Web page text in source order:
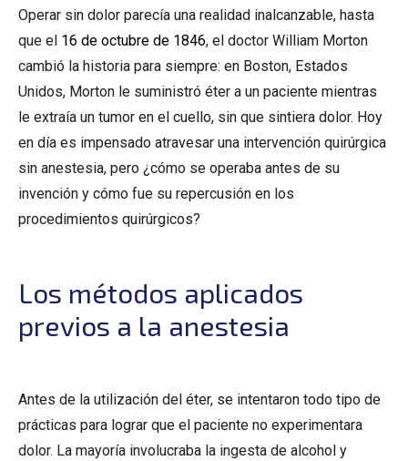
Operar sin dolor parecía una realidad inalcanzable, hasta
que el 16 de octubre de 1846, el doctor William Morton
cambió la historia para siempre: en Boston, Estados
Unidos, Morton le suministró éter a un paciente mientras
le extraía un tumor en el cuello, sin que sintiera dolor. Hoy
en día es impensado atravesar una intervención quirúrgica
sin anestesia, pero ¿cómo se operaba antes de su
invención y cómo fue su repercusión en los
procedimientos quirúrgicos?
Los métodos aplicados
previos a la anestesia
Antes de la utilización del éter, se intentaron todo tipo de
prácticas para lograr que el paciente no experimentara
dolor. La mayoría involucraba la ingesta de alcohol y